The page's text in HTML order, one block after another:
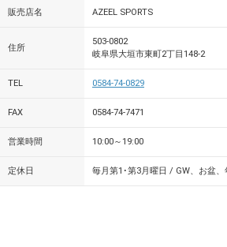
販売店名 AZEEL SPORTS
住所
503-0802
岐阜県大垣市東町2丁目148-2
TEL 0584-74-0829
FAX 0584-74-7471
営業時間 10:00～19:00
定休日 毎月第1･第3月曜日 / GW、お盆、